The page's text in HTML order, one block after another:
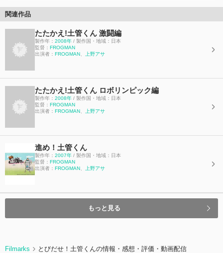
関連作品
たたかえ!土管くん 激闘編
製作年： 2008年 / 製作国・地域：日本
監督： FROGMAN
出演者： FROGMAN 上野アサ
たたかえ!土管くん ロボリンピック編
製作年： 2008年 / 製作国・地域：日本
監督： FROGMAN
出演者： FROGMAN 上野アサ
進め！土管くん
製作年： 2007年 / 製作国・地域：日本
監督： FROGMAN
出演者： FROGMAN 上野アサ
もっと見る
Filmarks とびだせ！土管くんの情報・感想・評価・動画配信